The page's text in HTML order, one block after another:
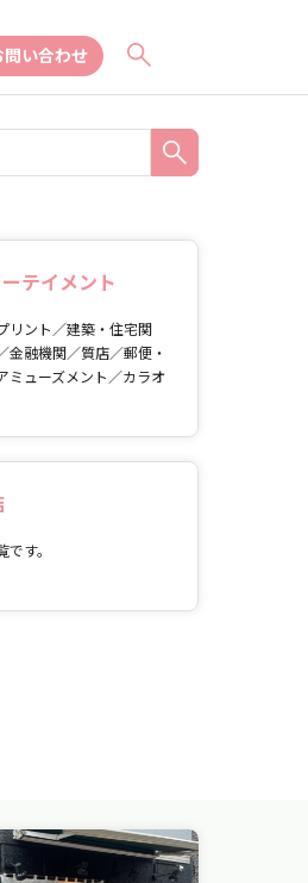
問い合わせ
テイメント
リント／建築・住宅関
金融機関／質店／郵便・
ミューズメント／カラオ
す。